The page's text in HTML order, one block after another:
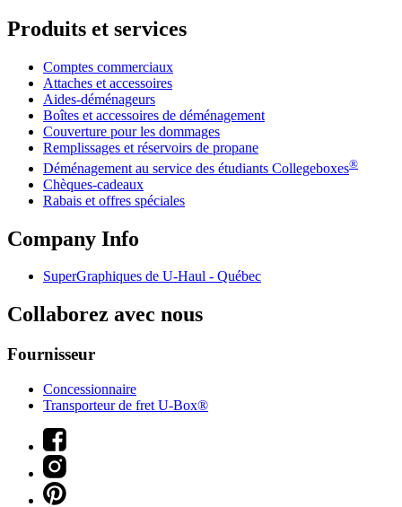
Produits et services
Comptes commerciaux
Attaches et accessoires
Aides-déménageurs
Boîtes et accessoires de déménagement
Couverture pour les dommages
Remplissages et réservoirs de propane
Déménagement au service des étudiants Collegeboxes®
Chèques-cadeaux
Rabais et offres spéciales
Company Info
SuperGraphiques de U-Haul - Québec
Collaborez avec nous
Fournisseur
Concessionnaire
Transporteur de fret U-Box®